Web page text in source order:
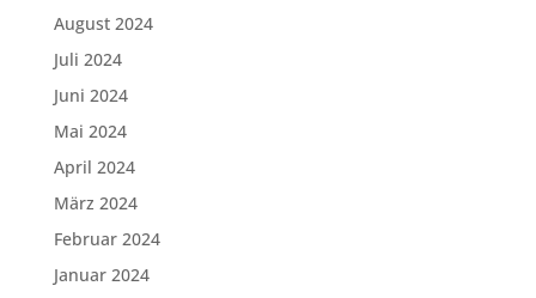
August 2024
Juli 2024
Juni 2024
Mai 2024
April 2024
März 2024
Februar 2024
Januar 2024